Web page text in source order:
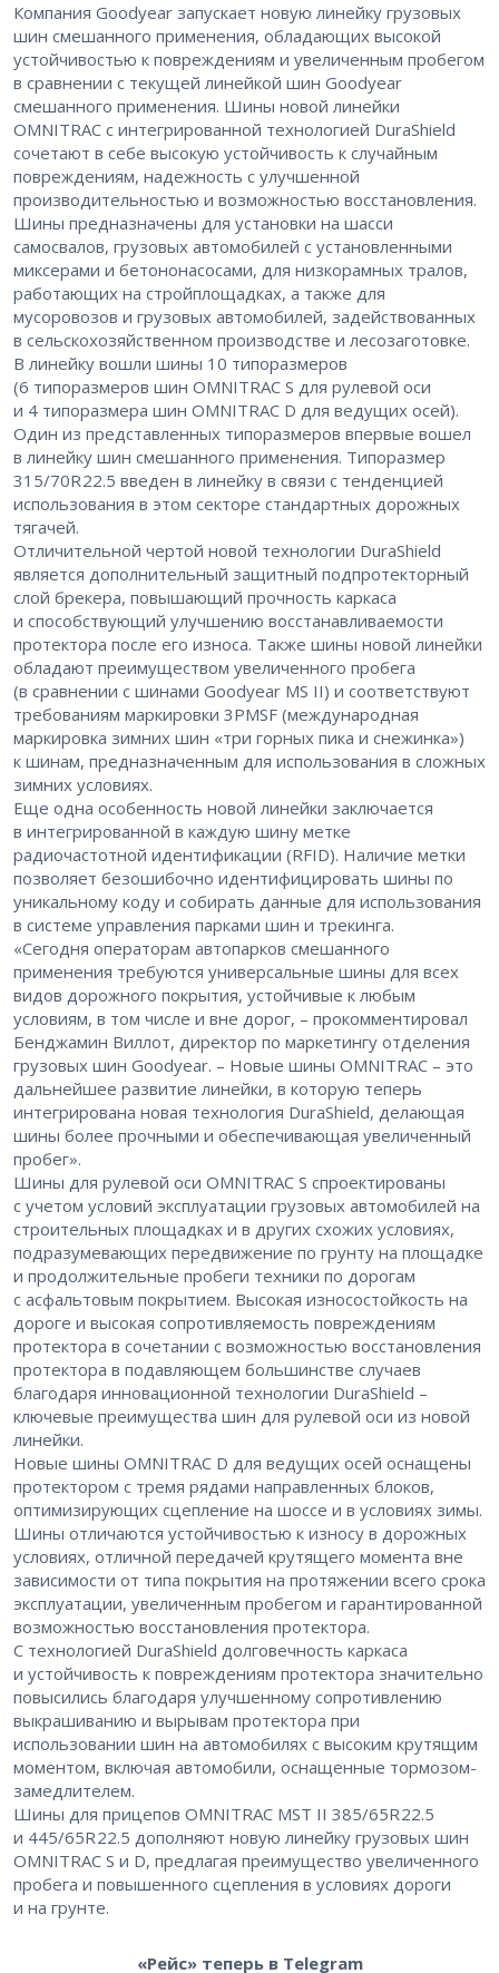
Компания Goodyear запускает новую линейку грузовых
шин смешанного применения, обладающих высокой
устойчивостью к повреждениям и увеличенным пробегом
в сравнении с текущей линейкой шин Goodyear
смешанного применения. Шины новой линейки
OMNITRAC с интегрированной технологией DuraShield
сочетают в себе высокую устойчивость к случайным
повреждениям, надежность с улучшенной
производительностью и возможностью восстановления.
Шины предназначены для установки на шасси
самосвалов, грузовых автомобилей с установленными
миксерами и бетононасосами, для низкорамных тралов,
работающих на стройплощадках, а также для
мусоровозов и грузовых автомобилей, задействованных
в сельскохозяйственном производстве и лесозаготовке.
В линейку вошли шины 10 типоразмеров
(6 типоразмеров шин OMNITRAC S для рулевой оси
и 4 типоразмера шин OMNITRAC D для ведущих осей).
Один из представленных типоразмеров впервые вошел
в линейку шин смешанного применения. Типоразмер
315/70R 22.5 введен в линейку в связи с тенденцией
использования в этом секторе стандартных дорожных
тягачей.
Отличительной чертой новой технологии DuraShield
является дополнительный защитный подпротекторный
слой брекера, повышающий прочность каркаса
и способствующий улучшению восстанавливаемости
протектора после его износа. Также шины новой линейки
обладают преимуществом увеличенного пробега
(в сравнении с шинами Goodyear MS II) и соответствуют
требованиям маркировки 3PMSF (международная
маркировка зимних шин «три горных пика и снежинка»)
к шинам, предназначенным для использования в сложных
зимних условиях.
Еще одна особенность новой линейки заключается
в интегрированной в каждую шину метке
радиочастотной идентификации (RFID). Наличие метки
позволяет безошибочно идентифицировать шины по
уникальному коду и собирать данные для использования
в системе управления парками шин и трекинга.
«Сегодня операторам автопарков смешанного
применения требуются универсальные шины для всех
видов дорожного покрытия, устойчивые к любым
условиям, в том числе и вне дорог, – ​прокомментировал
Бенджамин Виллот, директор по маркетингу отделения
грузовых шин Goodyear. – ​Новые шины OMNITRAC – ​это
дальнейшее развитие линейки, в которую теперь
интегрирована новая технология DuraShield, делающая
шины более прочными и обеспечивающая увеличенный
пробег».
Шины для рулевой оси OMNITRAC S спроектированы
с учетом условий эксплуатации грузовых автомобилей на
строительных площадках и в других схожих условиях,
подразумевающих передвижение по грунту на площадке
и продолжительные пробеги техники по дорогам
с асфальтовым покрытием. Высокая износостойкость на
дороге и высокая сопротивляемость повреждениям
протектора в сочетании с возможностью восстановления
протектора в подавляющем большинстве случаев
благодаря инновационной технологии DuraShield – ​
ключевые преимущества шин для рулевой оси из новой
линейки.
Новые шины OMNITRAC D для ведущих осей оснащены
протектором с тремя рядами направленных блоков,
оптимизирующих сцепление на шоссе и в условиях зимы.
Шины отличаются устойчивостью к износу в дорожных
условиях, отличной передачей крутящего момента вне
зависимости от типа покрытия на протяжении всего срока
эксплуатации, увеличенным пробегом и гарантированной
возможностью восстановления протектора.
С технологией DuraShield долговечность каркаса
и устойчивость к повреждениям протектора значительно
повысились благодаря улучшенному сопротивлению
выкрашиванию и вырывам протектора при
использовании шин на автомобилях с высоким крутящим
моментом, включая автомобили, оснащенные тормозом-
замедлителем.
Шины для прицепов OMNITRAC MST II 385/65R 22.5
и 445/65R 22.5 дополняют новую линейку грузовых шин
OMNITRAC S и D, предлагая преимущество увеличенного
пробега и повышенного сцепления в условиях дороги
и на грунте.
«Рейс» теперь в Telegram